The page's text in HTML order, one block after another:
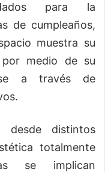
para la
de cumpleaños,
muestra su
medio de su
a través de
desde distintos
totalmente
se implican